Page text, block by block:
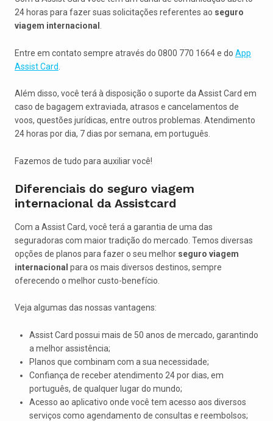
24 horas para fazer suas solicitações referentes ao seguro
viagem internacional .
Entre em contato sempre através do 0800 770 1664 e do App
Assist Card
Além disso, você terá à disposição o suporte da Assist Card em
caso de bagagem extraviada, atrasos e cancelamentos de
voos, questões jurídicas, entre outros problemas. Atendimento
24 horas por dia, 7 dias por semana, em português.
Fazemos de tudo para auxiliar você!
Diferenciais do seguro viagem
internacional da Assistcard
Com a Assist Card, você terá a garantia de uma das
seguradoras com maior tradição do mercado. Temos diversas
opções de planos para fazer o seu melhor seguro viagem
internacional para os mais diversos destinos, sempre
oferecendo o melhor custo-benefício.
Veja algumas das nossas vantagens:
Assist Card possui mais de 50 anos de mercado, garantindo
a melhor assistência;
Planos que combinam com a sua necessidade;
Confiança de receber atendimento 24 por dias, em
português, de qualquer lugar do mundo;
Acesso ao aplicativo onde você tem acesso aos diversos
serviços como agendamento de consultas e reembolsos;